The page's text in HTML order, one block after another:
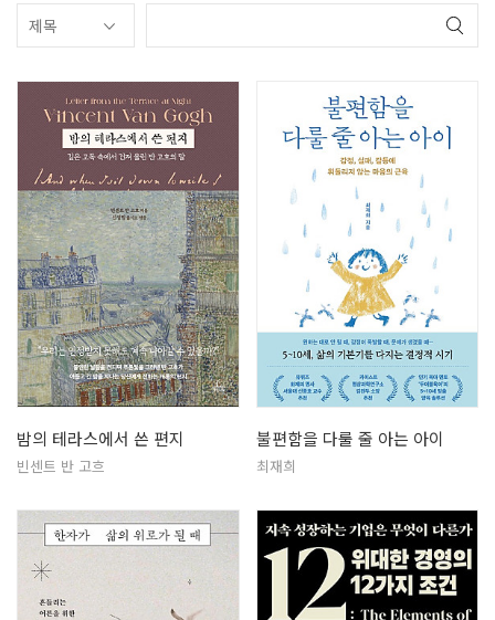
밤의 테라스에서 쓴 편지
빈센트 반 고흐
불편함을 다룰 줄 아는 아이
최재희